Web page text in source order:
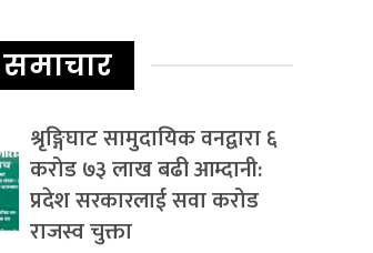
श्रृङ्गिघाट सामुदायिक वनद्वारा ६
करोड ७३ लाख बढी आम्दानी:
प्रदेश सरकारलाई सवा करोड
राजस्व चुक्ता